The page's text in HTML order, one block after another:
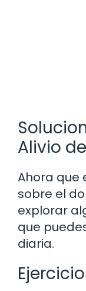
Alivio
Ahora que
sobre el
explorar
que
diaria.